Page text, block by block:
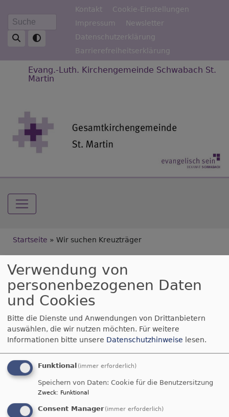
zum
Inhalt
Suche
Fußbereichsmenü
Kontakt
Cookie-Einstellungen
Impressum
Newsletter
Datenschutzerklärung
Barrierefreiheitserklärung
Evang.-Luth. Kirchengemeinde Schwabach St.
Martin
Hauptnavigation
Breadcrumb
Startseite Wir suchen Kreuzträger
Wir suchen
Kreuzträger
Bildrechte In Canva erstellt
Zur Begleitung
unserer Geistlichen
bei Bestattungen auf
dem Schwabacher
Waldfriedhof suchen
- Einsätze nach Absprache mit dem Pfarramt
Verwendung von
personenbezogenen Daten
und Cookies
Bitte die Dienste und Anwendungen von Drittanbietern
auswählen, die wir nutzen möchten. Für weitere
Informationen bitte unsere Datenschutzhinweise lesen.
Funktional (immer erforderlich)
Speichern von Daten: Cookie für die Benutzersitzung
Zweck: Funktional
Consent Manager (immer erforderlich)